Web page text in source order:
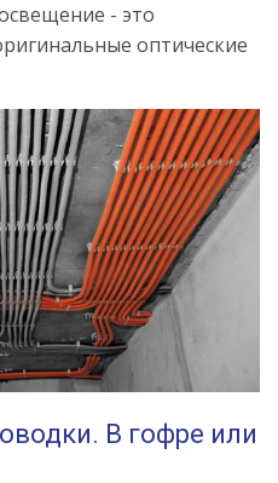
- это
оптические
В гофре или